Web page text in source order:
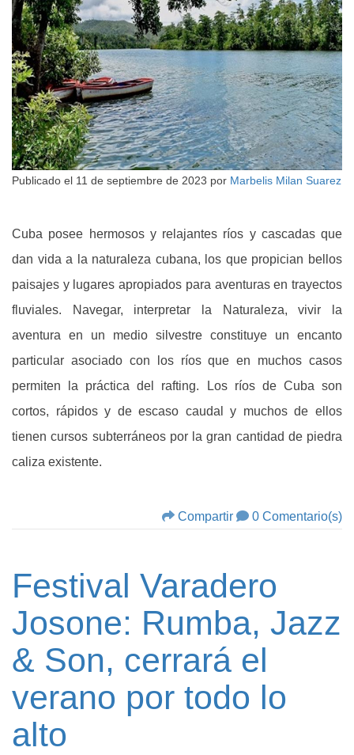
Publicado el 11 de septiembre de 2023 por Marbelis Milan Suarez
Cuba posee hermosos y relajantes ríos y cascadas que
dan vida a la naturaleza cubana, los que propician bellos
paisajes y lugares apropiados para aventuras en trayectos
fluviales. Navegar, interpretar la Naturaleza, vivir la
aventura en un medio silvestre constituye un encanto
particular asociado con los ríos que en muchos casos
permiten la práctica del rafting. Los ríos de Cuba son
cortos, rápidos y de escaso caudal y muchos de ellos
tienen cursos subterráneos por la gran cantidad de piedra
caliza existente.
Compartir 0 Comentario(s)
Festival Varadero
Josone: Rumba, Jazz
& Son, cerrará el
verano por todo lo
alto